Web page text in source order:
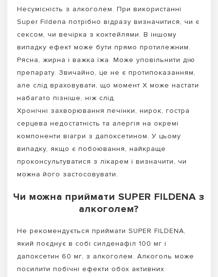
Несумісність з алкоголем. При використанні
Super Fildena потрібно відразу визначитися, чи є
сексом, чи вечірка з коктейлями. В іншому
випадку ефект може бути прямо протилежним.
Рясна, жирна і важка їжа. Може уповільнити дію
препарату. Звичайно, це не є протипоказанням,
але слід враховувати, що момент Х може настати
набагато пізніше, ніж слід.
Хронічні захворювання печінки, нирок, гостра
серцева недостатність та алергія на окремі
компоненти віагри з дапоксетином. У цьому
випадку, якщо є побоювання, найкраще
проконсультуватися з лікарем і визначити, чи
можна його застосовувати.
Чи можна приймати SUPER FILDENA з
алкоголем?
Не рекомендується приймати SUPER FILDENA,
який поєднує в собі силденафіл 100 мг і
дапоксетин 60 мг, з алкоголем. Алкоголь може
посилити побічні ефекти обох активних